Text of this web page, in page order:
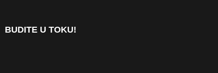
BUDITE U TOKU!